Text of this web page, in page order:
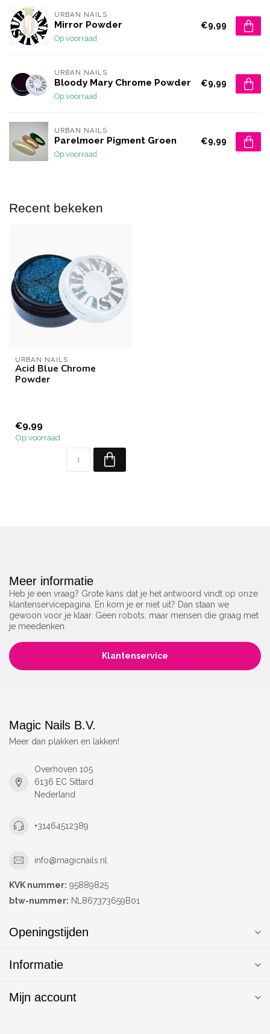
URBAN NAILS
Mirror Powder
Op voorraad
€9,99
URBAN NAILS
Bloody Mary Chrome Powder
Op voorraad
€9,99
URBAN NAILS
Parelmoer Pigment Groen
Op voorraad
€9,99
Recent bekeken
URBAN NAILS
Acid Blue Chrome
Powder
€9,99
Op voorraad
Meer informatie
Heb je een vraag? Grote kans dat je het antwoord vindt op onze
klantenservicepagina. En kom je er niet uit? Dan staan we
gewoon voor je klaar. Geen robots, maar mensen die graag met
je meedenken.
Klantenservice
Magic Nails B.V.
Meer dan plakken en lakken!
Overhoven 105
6136 EC Sittard
Nederland
+31464512389
info@magicnails.nl
KVK nummer: 95889825
btw-nummer: NL867373659B01
Openingstijden
Informatie
Mijn account